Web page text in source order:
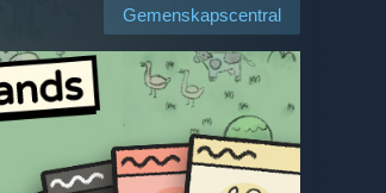
Gemenskapscentral